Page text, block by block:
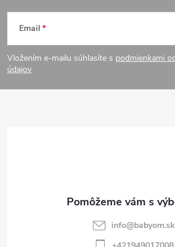
Z
á
p
Email
Vložením e-mailu súhlasíte s podmienkami
údajov
info@babyom.sk